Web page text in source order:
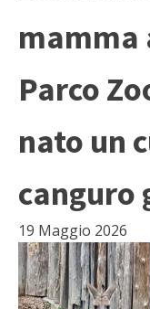
Parco
nato un
canguro
19 Maggio 2026